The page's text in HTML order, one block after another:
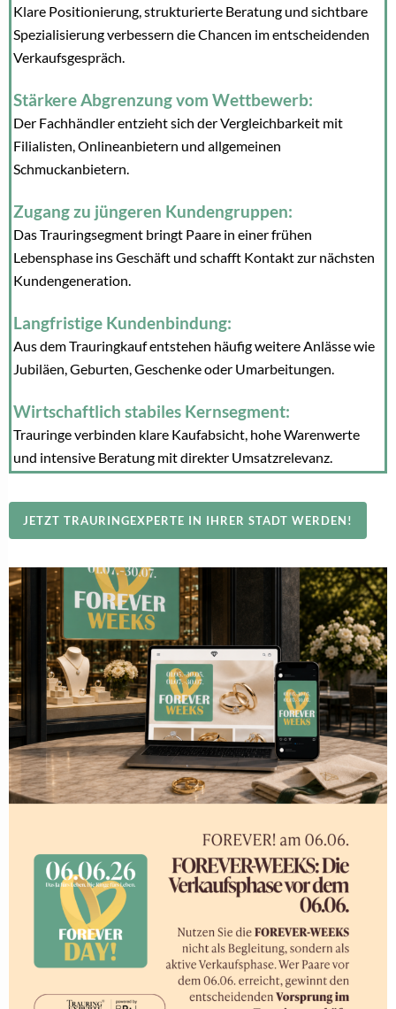
Klare Positionierung, strukturierte Beratung und sichtbare
Spezialisierung verbessern die Chancen im entscheidenden
Verkaufsgespräch.
Stärkere Abgrenzung vom Wettbewerb:
Der Fachhändler entzieht sich der Vergleichbarkeit mit
Filialisten, Onlineanbietern und allgemeinen
Schmuckanbietern.
Zugang zu jüngeren Kundengruppen:
Das Trauringsegment bringt Paare in einer frühen
Lebensphase ins Geschäft und schafft Kontakt zur nächsten
Kundengeneration.
Langfristige Kundenbindung:
Aus dem Trauringkauf entstehen häufig weitere Anlässe wie
Jubiläen, Geburten, Geschenke oder Umarbeitungen.
Wirtschaftlich stabiles Kernsegment:
Trauringe verbinden klare Kaufabsicht, hohe Warenwerte
und intensive Beratung mit direkter Umsatzrelevanz.
JETZT TRAURINGEXPERTE IN IHRER STADT WERDEN!